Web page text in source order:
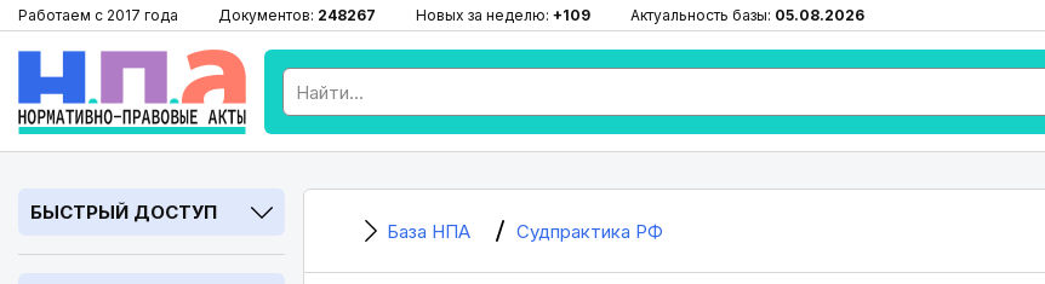
Работаем с 2017 года Документов: 248267 Новых за неделю: +109 Актуальность базы: 05.08.2026
БЫСТРЫЙ ДОСТУП
База НПА Судпрактика РФ